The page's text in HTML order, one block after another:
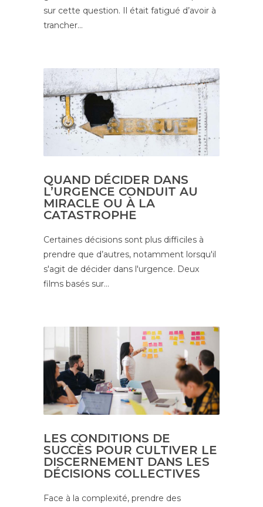
sur cette question. Il était fatigué d’avoir à
trancher…
QUAND DÉCIDER DANS
L’URGENCE CONDUIT AU
MIRACLE OU À LA
CATASTROPHE
Certaines déci­sions sont plus dif­fi­ciles à
prendre que d’autres, notamment lorsqu'il
s'agit de décider dans l'urgence. Deux
films basés sur…
LES CONDITIONS DE
SUCCÈS POUR CULTIVER LE
DISCERNEMENT DANS LES
DÉCISIONS COLLECTIVES
Face à la complexité, prendre des